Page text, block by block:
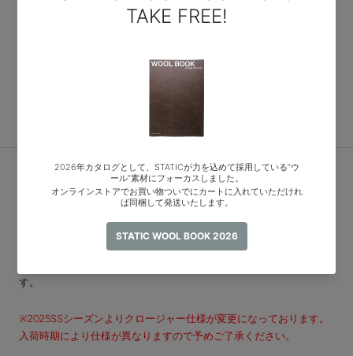
DESCRIPTION
シリコンコーティングを施した30Dコーデュラナイロン製フルシー
ロールトップ式開閉、Dリングも付いて使いやすくなっています。
本体一部にeVentを採用し、空気抜きを出来ますので、より圧縮した
す。
※2025SSシーズンよりクロージャー仕様が変更になっております。
入荷時期により仕様が異なりますので予めご了承ください。